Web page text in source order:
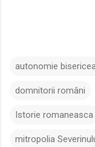
autonomie
domnitorii români
Istorie romaneasca
mitropolia